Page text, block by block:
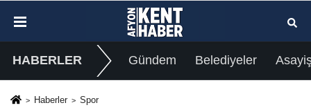
HABERLER Gündem Belediyeler
Haberler Spor